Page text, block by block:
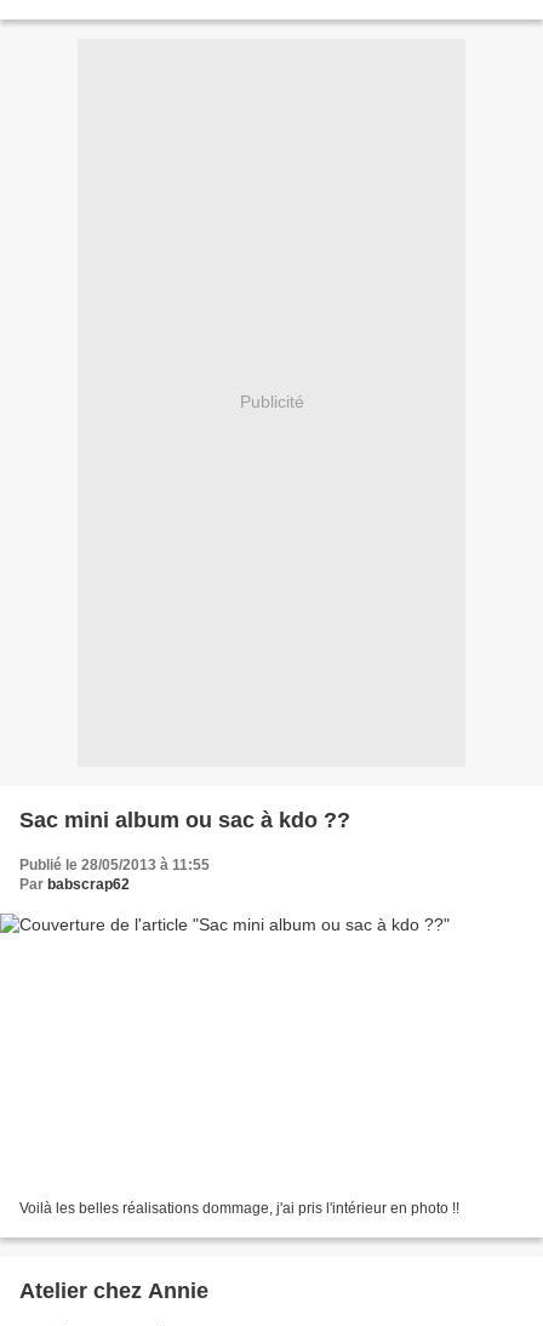
Publicité
Sac mini album ou sac à kdo ??
Publié le 28/05/2013 à 11:55
Par babscrap62
Voilà les belles réalisations dommage, j'ai pris l'intérieur en photo !!
Atelier chez Annie